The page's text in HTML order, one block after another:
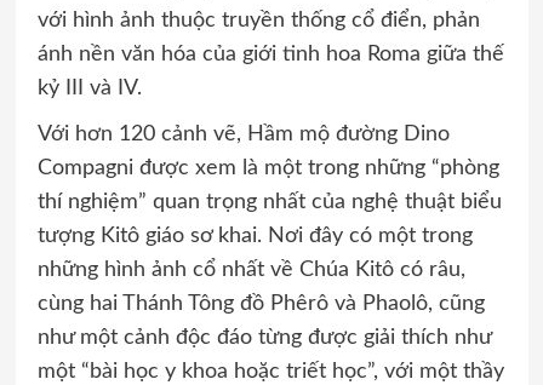
với hình ảnh thuộc truyền thống cổ điển, phản
ánh nền văn hóa của giới tinh hoa Roma giữa thế
kỷ III và IV.
Với hơn 120 cảnh vẽ, Hầm mộ đường Dino
Compagni được xem là một trong những “phòng
thí nghiệm” quan trọng nhất của nghệ thuật biểu
tượng Kitô giáo sơ khai. Nơi đây có một trong
những hình ảnh cổ nhất về Chúa Kitô có râu,
cùng hai Thánh Tông đồ Phêrô và Phaolô, cũng
như một cảnh độc đáo từng được giải thích như
một “bài học y khoa hoặc triết học”, với một thầy